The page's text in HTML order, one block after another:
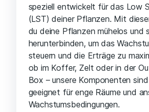
speziell entwickelt für das Low
(LST) deiner Pflanzen. Mit
du deine Pflanzen mühelos und
herunterbinden, um das
steuern und die Erträge zu
ob im Koffer, Zelt oder in der
Box – unsere Komponenten
geeignet für enge Räume und
Wachstumsbedingungen.